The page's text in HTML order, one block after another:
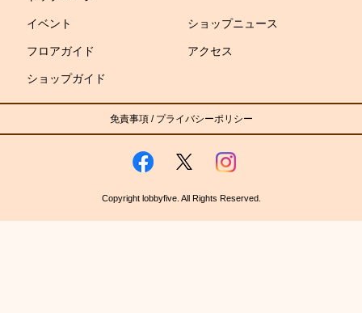
イベント ショップニュース
フロアガイド アクセス
ショップガイド
免責事項/ プライバシーポリシー
Copyright lobbyfive. All Rights Reserved.